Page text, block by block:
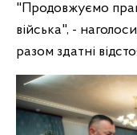
"Продовжуємо
війська", -
разом здатні